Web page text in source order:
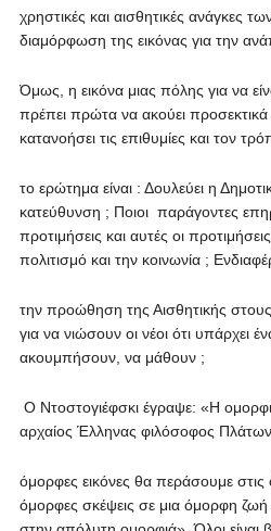
χρηστικές και αισθητικές ανάγκες
διαμόρφωση της εικόνας για την
Όμως, η εικόνα μιας πόλης για να
πρέπει πρώτα να ακούει
κατανοήσει τις επιθυμίες και τον
το ερώτημα είναι : Δουλεύει η
κατεύθυνση ; Ποιοι παράγοντες
προτιμήσεις και αυτές οι
πολιτισμό και την κοινωνία ;
την προώθηση της Αισθητικής
για να νιώσουν οι νέοι ότι υπάρχει
ακουμπήσουν, να μάθουν ;
Ο Ντοστογιέφσκι έγραψε: «Η
αρχαίος Έλληνας φιλόσοφος
όμορφες εικόνες θα περάσουμε στις
όμορφες σκέψεις σε μια όμορφη